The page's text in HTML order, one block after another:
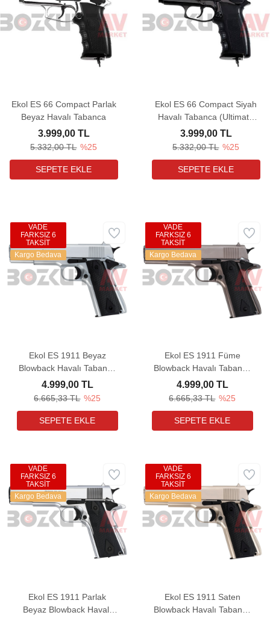
Ekol ES 66 Compact Parlak
Beyaz Havalı Tabanca
5.332,00 TL %25
3.999,00 TL
Ekol ES 66 Compact Siyah
Havalı Tabanca (Ultimate
Combo)
5.332,00 TL %25
3.999,00 TL
Ekol ES 1911 Beyaz
Blowback Havalı Tabanca
(Ultimate Combo)
6.665,33 TL %25
4.999,00 TL
VADE
FARKSIZ 6
TAKSİT
Kargo Bedava
Ekol ES 1911 Füme
Blowback Havalı Tabanca
(Ultimate Combo)
6.665,33 TL %25
4.999,00 TL
VADE
FARKSIZ 6
TAKSİT
Kargo Bedava
Ekol ES 1911 Parlak
Beyaz Blowback Havalı
VADE
FARKSIZ 6
TAKSİT
Kargo Bedava
Ekol ES 1911 Saten
Blowback Havalı Tabanca
VADE
FARKSIZ 6
TAKSİT
Kargo Bedava